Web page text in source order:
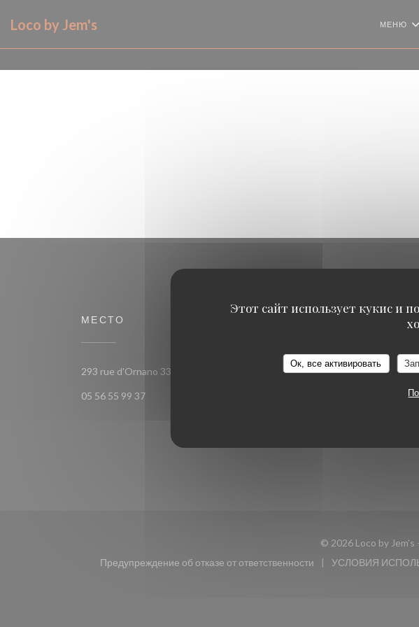
Этот сайт использует кукис и
Ок, все активировать
Loco by Jem's МЕНЮ
МЕСТО
293 rue d'Ornano 33000 bordeaux ((открывается в новом окне))
05 56 55 99 37
ПРИСОЕДИНЯЙТЕСЬ К
© 2026 Loco by
Предупреждение об отказе от ответственности
((открывается в новом окне))
УСЛОВИЯ